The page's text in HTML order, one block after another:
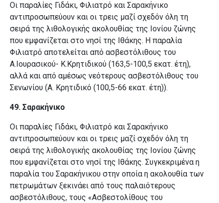
Οι παραλίες Γιδάκι, Φιλιατρό και Σαρακήνικο
αντιπροσωπεύουν και οι τρεις μαζί σχεδόν όλη τη
σειρά της λιθολογικής ακολουθίας της Ιονίου ζώνης
που εμφανίζεται στο νησί της Ιθάκης. H παραλία
Φιλιατρό αποτελείται από ασβεστόλιθους του
Α.Ιουρασικού- Κ.Κρητιδικού (163,5-100,5 εκατ. έτη),
αλλά και από αμέσως νεότερους ασβεστόλιθους του
Σενωνίου (Α. Κρητιδικό (100,5-66 εκατ. έτη)).
49. Σαρακήνικο
Οι παραλίες Γιδάκι, Φιλιατρό και Σαρακήνικο
αντιπροσωπεύουν και οι τρεις μαζί σχεδόν όλη τη
σειρά της λιθολογικής ακολουθίας της Ιονίου ζώνης
που εμφανίζεται στο νησί της Ιθάκης. Συγκεκριμένα η
παραλία του Σαρακήνικου στην οποία η ακολουθία των
πετρωμάτων ξεκινάει από τους παλαιότερους
ασβεστόλιθους, τους «Ασβεστολίθους του